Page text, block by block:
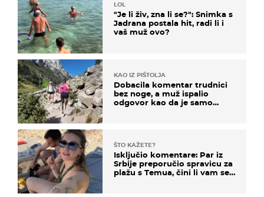
LOL
"Je li živ, zna li se?": Snimka s
Jadrana postala hit, radi li i
vaš muž ovo?
KAO IZ PIŠTOLJA
Dobacila komentar trudnici
bez noge, a muž ispalio
odgovor kao da je samo
ŠTO KAŽETE?
Isključio komentare: Par iz
Srbije preporučio spravicu za
plažu s Temua, čini li vam se